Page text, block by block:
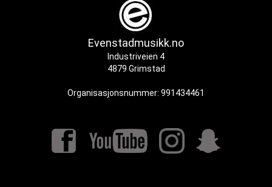
Evenstadmusikk.no
Industriveien 4
4879 Grimstad
Organisasjonsnummer: 991434461